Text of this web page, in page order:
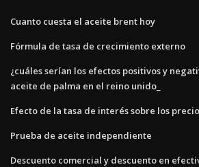
Cuanto cuesta el aceite brent hoy
Fórmula de tasa de crecimiento externo
¿cuáles serían los efectos positivos y
aceite de palma en el reino unido_
Efecto de la tasa de interés sobre los
Prueba de aceite independiente
Descuento comercial y descuento en